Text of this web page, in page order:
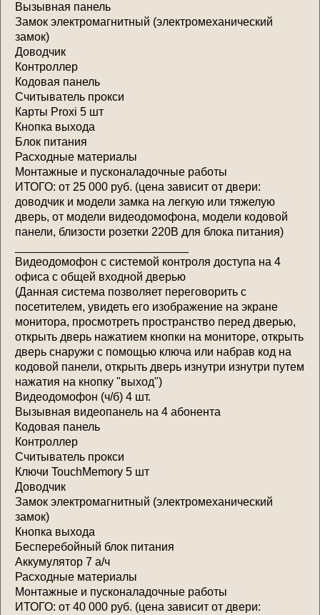
Вызывная панель
Замок электромагнитный (электромеханический
замок)
Доводчик
Контроллер
Кодовая панель
Считыватель прокси
Карты Proxi 5 шт
Кнопка выхода
Блок питания
Расходные материалы
Монтажные и пусконаладочные работы
ИТОГО: от 25 000 руб. (цена зависит от двери:
доводчик и модели замка на легкую или тяжелую
дверь, от модели видеодомофона, модели кодовой
панели, близости розетки 220В для блока питания)
Видеодомофон с системой контроля доступа на 4
офиса с общей входной дверью
(Данная система позволяет переговорить с
посетителем, увидеть его изображение на экране
монитора, просмотреть пространство перед дверью,
открыть дверь нажатием кнопки на мониторе, открыть
дверь снаружи с помощью ключа или набрав код на
кодовой панели, открыть дверь изнутри изнутри путем
нажатия на кнопку "выход")
Видеодомофон (ч/б) 4 шт.
Вызывная видеопанель на 4 абонента
Кодовая панель
Контроллер
Считыватель прокси
Ключи TouchMemory 5 шт
Доводчик
Замок электромагнитный (электромеханический
замок)
Кнопка выхода
Бесперебойный блок питания
Аккумулятор 7 а/ч
Расходные материалы
Монтажные и пусконаладочные работы
ИТОГО: от 40 000 руб. (цена зависит от двери: